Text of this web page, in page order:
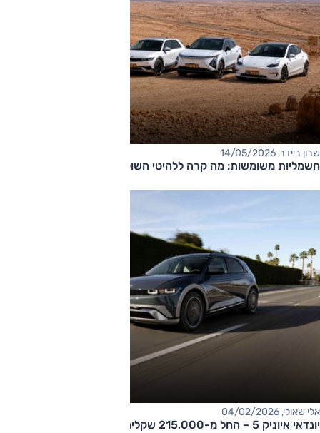
שרון ביידר, 14/05/2026
חשמליות משומשות: מה קרה ללהיטי השוק?
אלי שאולי, 04/02/2026
יונדאי איוניק 5 – החל מ-215,000 שקלים